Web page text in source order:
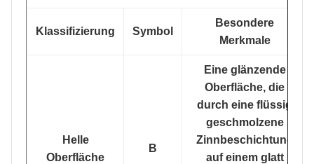
Klassifizierung Symbol
Besondere
Merkmale
Helle
Oberfläche
B
Eine glänzende
Oberfläche, die
durch eine flüssig
geschmolzene
Zinnbeschichtung
auf einem glatt